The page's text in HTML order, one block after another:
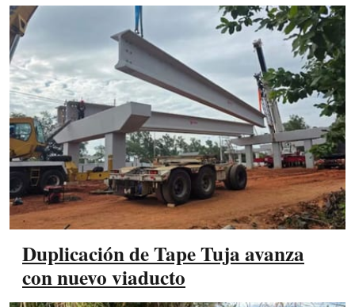
Duplicación de Tape Tuja avanza
con nuevo viaducto